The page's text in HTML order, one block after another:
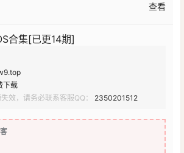
查看
合集[已更14期]
下载
效，请务必联系客服QQ：
2350201512